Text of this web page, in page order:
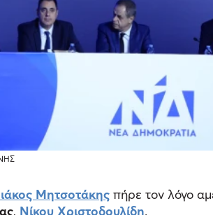
Μητσοτάκης πήρε τον λόγο
, Νίκου Χριστοδουλίδη.